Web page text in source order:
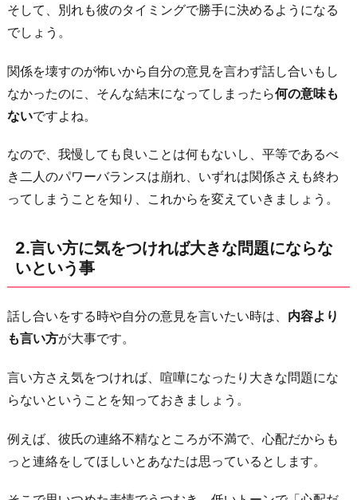
題
に
な
と
い
う
3.
小
出
し
に
れ
ば
し
合
そして、別れも彼のタイミングで勝手に決めるようになる
でしょう。
関係を壊すのが怖いから自分の意見を言わず話し合いもし
なかったのに、そんな結末になってしまったら何の意味も
ないですよね。
なので、我慢しても良いことは何もないし、平等であるべ
き二人のパワーバランスは崩れ、いずれは関係さえも終わ
ってしまうことを知り、これからを変えていきましょう。
2.言い方に気をつければ大きな問題にならな
いという事
話し合いをする時や自分の意見を言いたい時は、 内容より
も言い方が大事です。
言い方さえ気をつければ、喧嘩になったり大きな問題にな
らないということを知っておきましょう。
例えば、彼氏の連絡不精なところが不満で、心配だからも
っと連絡をしてほしいとあなたは思っているとします。